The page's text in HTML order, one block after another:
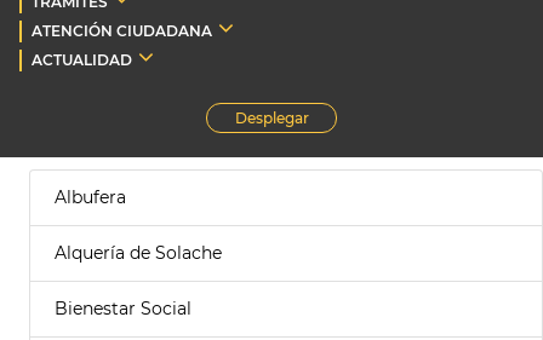
ATENCIÓN CIUDADANA
ACTUALIDAD
Desplegar
Albufera
Alquería de Solache
Bienestar Social